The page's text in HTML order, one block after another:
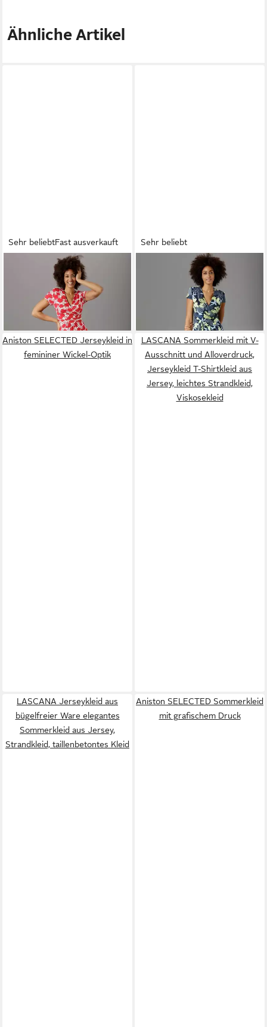
Ähnliche Artikel
Sehr beliebtFast ausverkauft
ANISTON SELECTED
Sommerkleid mit gewickeltem
Ausschnitt
Sehr beliebt
ANISTON SELECTED
Sommerkleid in modischen
Aniston SELECTED Jerseykleid in
femininer Wickel-Optik
LASCANA Sommerkleid mit V-
Ausschnitt und Alloverdruck,
Jerseykleid T-Shirtkleid aus
Jersey, leichtes Strandkleid,
Viskosekleid
LASCANA Jerseykleid aus
bügelfreier Ware elegantes
Sommerkleid aus Jersey,
Strandkleid, taillenbetontes Kleid
Aniston SELECTED Sommerkleid
mit grafischem Druck